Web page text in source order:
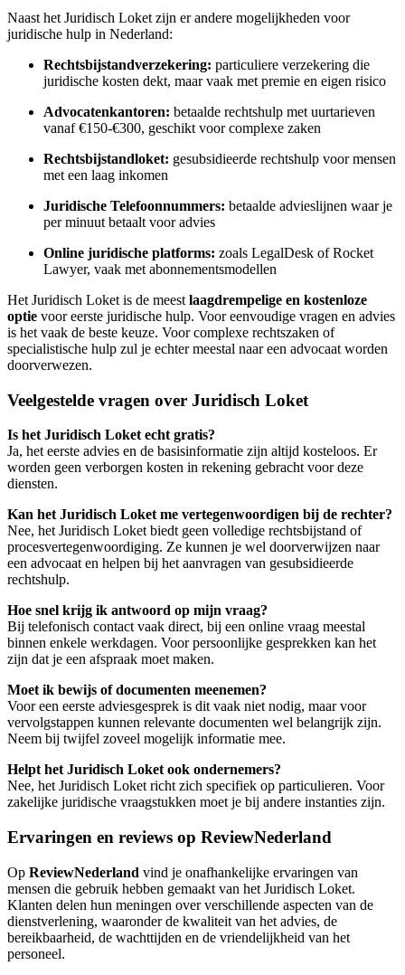
Naast het Juridisch Loket zijn er andere mogelijkheden voor
juridische hulp in Nederland:
Rechtsbijstandverzekering: particuliere verzekering die
juridische kosten dekt, maar vaak met premie en eigen risico
Advocatenkantoren: betaalde rechtshulp met uurtarieven
vanaf €150-€300, geschikt voor complexe zaken
Rechtsbijstandloket: gesubsidieerde rechtshulp voor mensen
met een laag inkomen
Juridische Telefoonnummers: betaalde advieslijnen waar je
per minuut betaalt voor advies
Online juridische platforms: zoals LegalDesk of Rocket
Lawyer, vaak met abonnementsmodellen
Het Juridisch Loket is de meest laagdrempelige en kostenloze
optie voor eerste juridische hulp. Voor eenvoudige vragen en advies
is het vaak de beste keuze. Voor complexe rechtszaken of
specialistische hulp zul je echter meestal naar een advocaat worden
doorverwezen.
Veelgestelde vragen over Juridisch Loket
Is het Juridisch Loket echt gratis?
Ja, het eerste advies en de basisinformatie zijn altijd kosteloos. Er
worden geen verborgen kosten in rekening gebracht voor deze
diensten.
Kan het Juridisch Loket me vertegenwoordigen bij de rechter?
Nee, het Juridisch Loket biedt geen volledige rechtsbijstand of
procesvertegenwoordiging. Ze kunnen je wel doorverwijzen naar
een advocaat en helpen bij het aanvragen van gesubsidieerde
rechtshulp.
Hoe snel krijg ik antwoord op mijn vraag?
Bij telefonisch contact vaak direct, bij een online vraag meestal
binnen enkele werkdagen. Voor persoonlijke gesprekken kan het
zijn dat je een afspraak moet maken.
Moet ik bewijs of documenten meenemen?
Voor een eerste adviesgesprek is dit vaak niet nodig, maar voor
vervolgstappen kunnen relevante documenten wel belangrijk zijn.
Neem bij twijfel zoveel mogelijk informatie mee.
Helpt het Juridisch Loket ook ondernemers?
Nee, het Juridisch Loket richt zich specifiek op particulieren. Voor
zakelijke juridische vraagstukken moet je bij andere instanties zijn.
Ervaringen en reviews op ReviewNederland
Op ReviewNederland vind je onafhankelijke ervaringen van
mensen die gebruik hebben gemaakt van het Juridisch Loket.
Klanten delen hun meningen over verschillende aspecten van de
dienstverlening, waaronder de kwaliteit van het advies, de
bereikbaarheid, de wachttijden en de vriendelijkheid van het
personeel.